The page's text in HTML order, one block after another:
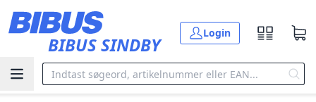
BIBUS SINDBY
Login